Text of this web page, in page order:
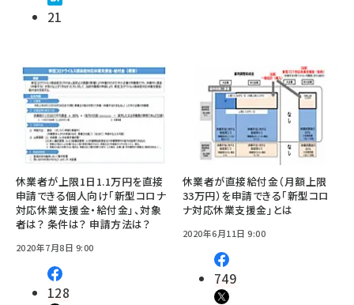
21
休業者が上限1日1.1万円を直接
申請できる個人向け「新型コロナ
対応休業支援金・給付金」、対象
者は？ 条件は？ 申請方法は？
2020年7月8日 9:00
128
休業者が直接給付金（月額上限
33万円）を申請できる「新型コロ
ナ対応休業支援金」とは
2020年6月11日 9:00
749